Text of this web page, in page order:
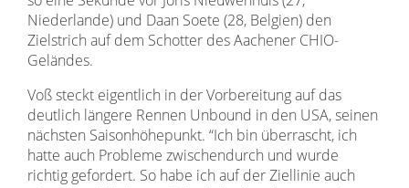
Niederlande) und Daan Soete (28, Belgien) den
Zielstrich auf dem Schotter des Aachener CHIO-
Geländes.
Voß steckt eigentlich in der Vorbereitung auf das
deutlich längere Rennen Unbound in den USA, seinen
nächsten Saisonhöhepunkt. “Ich bin überrascht, ich
hatte auch Probleme zwischendurch und wurde
richtig gefordert. So habe ich auf der Ziellinie auch